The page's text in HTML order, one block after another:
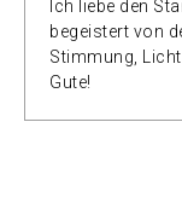
Ich liebe den
begeistert von
Stimmung,
Gute!